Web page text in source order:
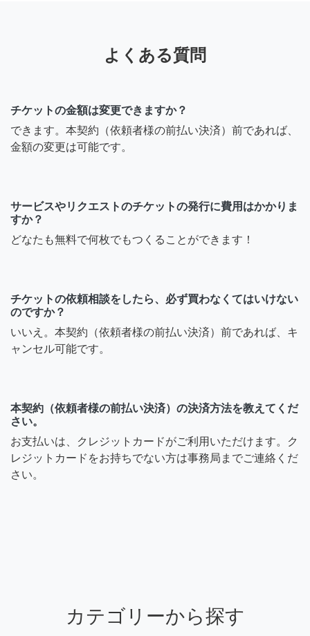
よくある質問
チケットの金額は変更できますか？
できます。本契約（依頼者様の前払い決済）前であれば、
金額の変更は可能です。
サービスやリクエストのチケットの発行に費用はかかりま
すか？
どなたも無料で何枚でもつくることができます！
チケットの依頼相談をしたら、必ず買わなくてはいけない
のですか？
いいえ。本契約（依頼者様の前払い決済）前であれば、キ
ャンセル可能です。
本契約（依頼者様の前払い決済）の決済方法を教えてくだ
さい。
お支払いは、クレジットカードがご利用いただけます。ク
レジットカードをお持ちでない方は事務局までご連絡くだ
さい。
カテゴリーから探す